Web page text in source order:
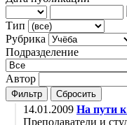
Тип
Рубрика
Подразделение
Автор
Фильтр Сбросить
14.01.2009 На пути
Преподаватели и